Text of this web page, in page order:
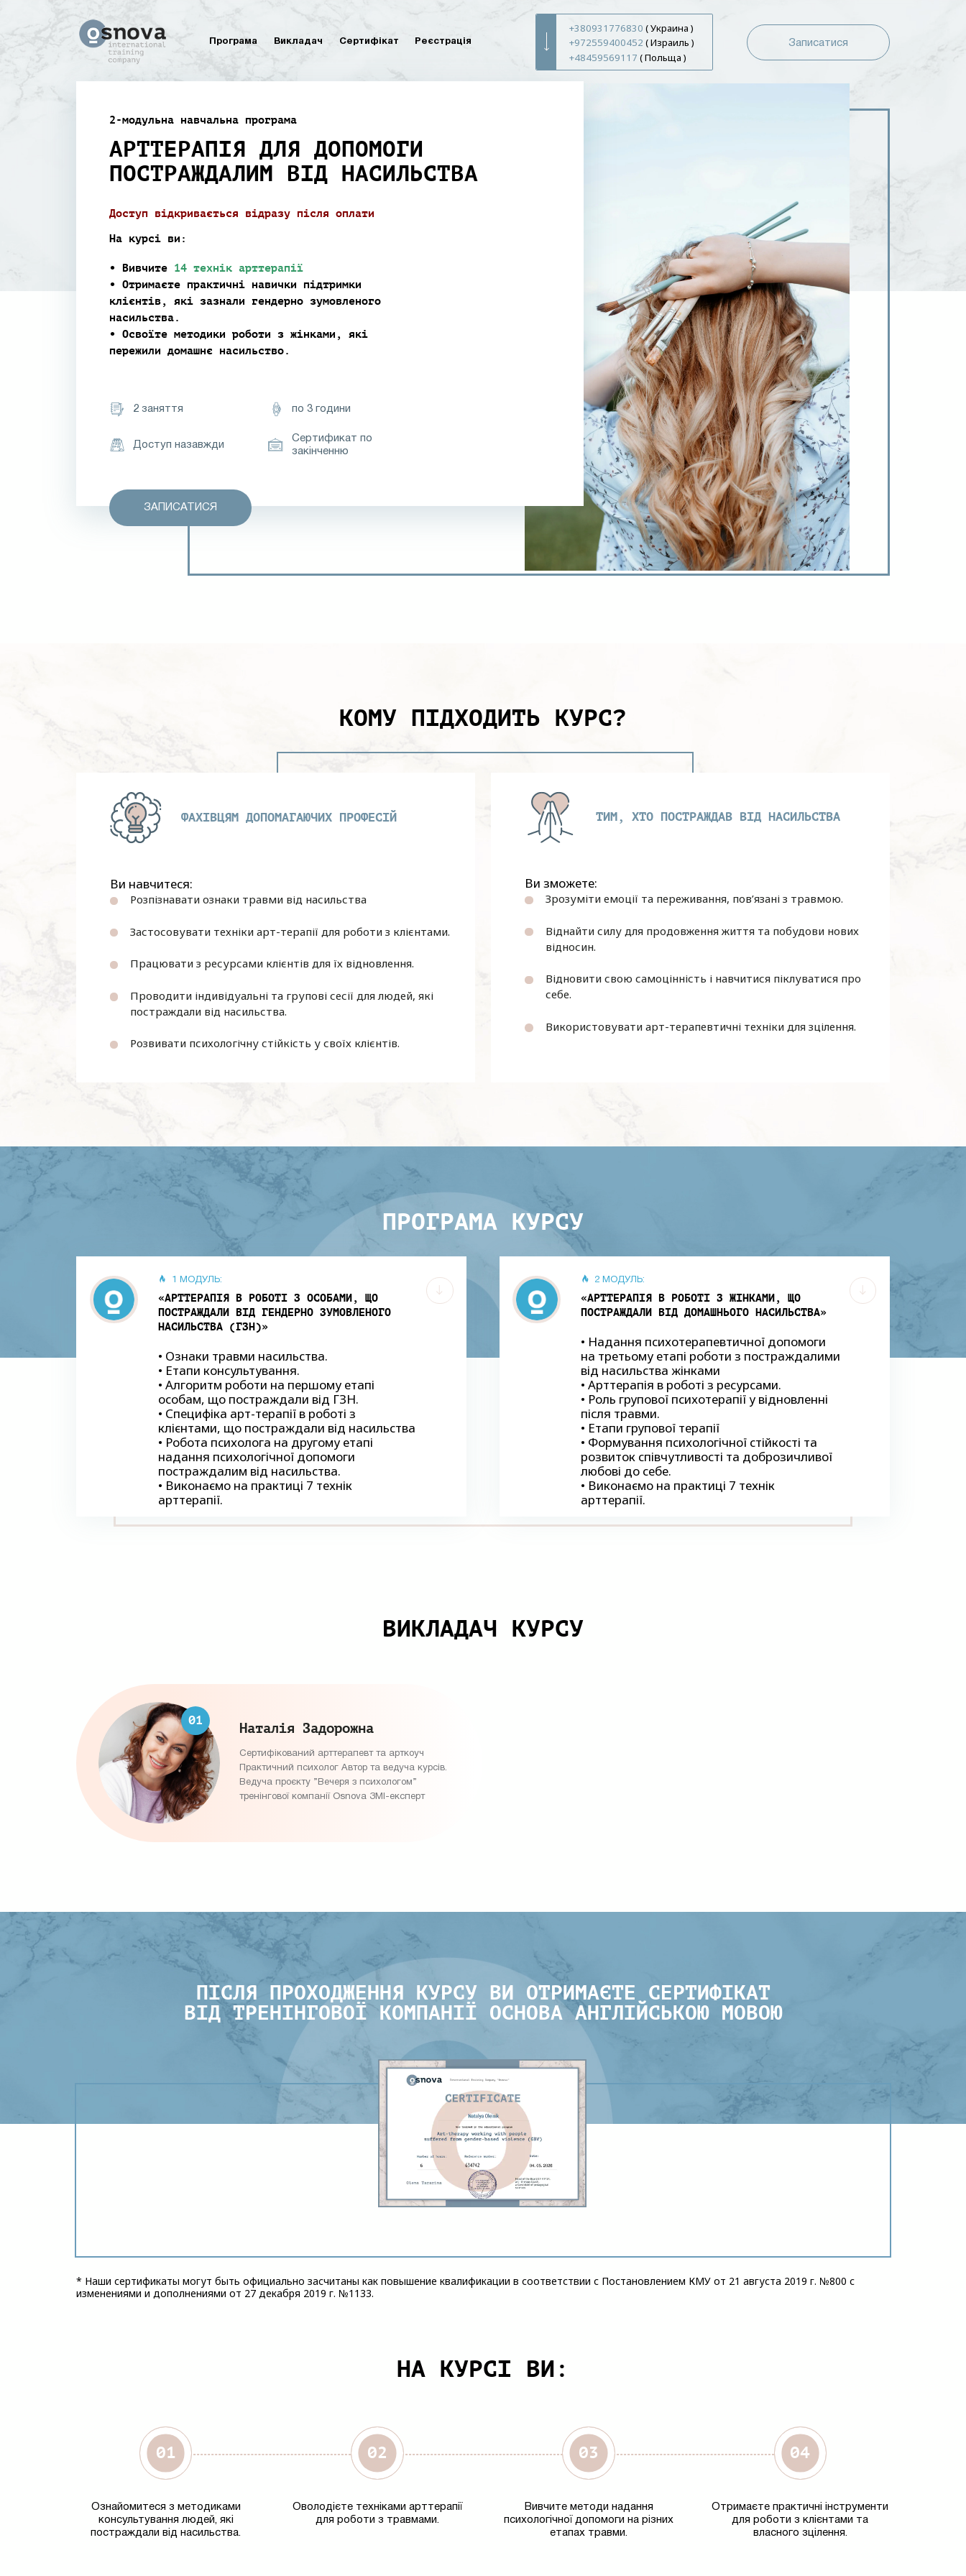
Програма Викладач Сертифікат Реєстрація
+380931776830 ( Украина )
+972559400452 ( Израиль )
+48459569117 ( Польща )
Записатися
2-модульна навчальна програма
АРТТЕРАПІЯ ДЛЯ ДОПОМОГИ
ПОСТРАЖДАЛИМ ВІД НАСИЛЬСТВА
Доступ відкривається відразу після оплати
На курсі ви:
• Вивчите 14 технік арттерапії
• Отримаєте практичні навички підтримки
клієнтів, які зазнали гендерно зумовленого
насильства.
• Освоїте методики роботи з жінками, які
пережили домашнє насильство.
2 заняття по 3 години
Доступ назавжди
Сертификат по
закінченню
ЗАПИСАТИСЯ
КОМУ ПІДХОДИТЬ КУРС?
ФАХІВЦЯМ ДОПОМАГАЮЧИХ ПРОФЕСІЙ
Ви навчитеся:
Розпізнавати ознаки травми від насильства
Застосовувати техніки арт-терапії для роботи з клієнтами.
Працювати з ресурсами клієнтів для їх відновлення.
Проводити індивідуальні та групові сесії для людей, які
постраждали від насильства.
Розвивати психологічну стійкість у своїх клієнтів.
ТИМ, ХТО ПОСТРАЖДАВ ВІД НАСИЛЬСТВА
Ви зможете:
Зрозуміти емоції та переживання, пов’язані з травмою.
Віднайти силу для продовження життя та побудови нових
відносин.
Відновити свою самоцінність і навчитися піклуватися про
себе.
Використовувати арт-терапевтичні техніки для зцілення.
ПРОГРАМА КУРСУ
1 МОДУЛЬ:
«АРТТЕРАПІЯ В РОБОТІ З ОСОБАМИ, ЩО
ПОСТРАЖДАЛИ ВІД ГЕНДЕРНО ЗУМОВЛЕНОГО
НАСИЛЬСТВА (ГЗН)»
• Ознаки травми насильства.
• Етапи консультування.
• Алгоритм роботи на першому етапі
особам, що постраждали від ГЗН.
• Специфіка арт-терапії в роботі з
клієнтами, що постраждали від насильства
• Робота психолога на другому етапі
надання психологічної допомоги
постраждалим від насильства.
• Виконаємо на практиці 7 технік
арттерапії.
2 МОДУЛЬ:
«АРТТЕРАПІЯ В РОБОТІ З ЖІНКАМИ, ЩО
ПОСТРАЖДАЛИ ВІД ДОМАШНЬОГО НАСИЛЬСТВА»
• Надання психотерапевтичної допомоги
на третьому етапі роботи з постраждалими
від насильства жінками
• Арттерапія в роботі з ресурсами.
• Роль групової психотерапії у відновленні
після травми.
• Етапи групової терапії
• Формування психологічної стійкості та
розвиток співчутливості та доброзичливої
любові до себе.
• Виконаємо на практиці 7 технік
арттерапії.
ВИКЛАДАЧ КУРСУ
Наталiя Задорожна
Сертифікований арттерапевт та арткоуч
Практичний психолог Автор та ведуча курсів.
Ведуча проєкту ”Вечеря з психологом”
тренінгової компанії Osnova ЗМІ-експерт
ПІСЛЯ ПРОХОДЖЕННЯ КУРСУ ВИ ОТРИМАЄТЕ СЕРТИФІКАТ
ВІД ТРЕНІНГОВОЇ КОМПАНІЇ ОСНОВА АНГЛІЙСЬКОЮ МОВОЮ
* Наши сертификаты могут быть официально засчитаны как повышение квалификации в соответствии с Постановлением КМУ от 21 августа 2019 г. №800 с
изменениями и дополнениями от 27 декабря 2019 г. №1133.
НА КУРСІ ВИ:
Ознайомитеся з методиками
консультування людей, які
постраждали від насильства.
Оволодієте техніками арттерапії
для роботи з травмами.
Вивчите методи надання
психологічної допомоги на різних
етапах травми.
Отримаєте практичні інструменти
для роботи з клієнтами та
власного зцілення.